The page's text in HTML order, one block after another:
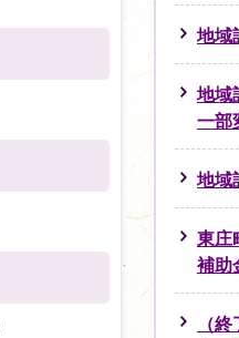
地域
地域
一部
地域
東庄
補助
（